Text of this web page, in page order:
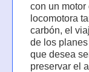
con un
locomotora
carbón, el
de los
que desea
preservar el